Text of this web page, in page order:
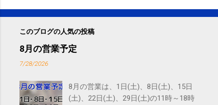
このブログの人気の投稿
8月の営業予定
7/28/2026
8月の営業は、1日(土)、8日(土)、15日
(土)、22日(土)、29日(土)の11時～18時